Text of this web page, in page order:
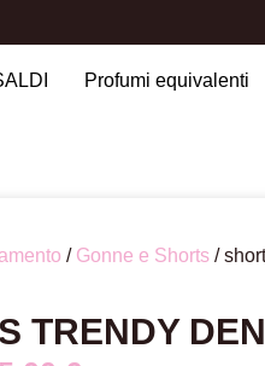
Profumi equivalenti
/ Gonne e Shorts /
TRENDY